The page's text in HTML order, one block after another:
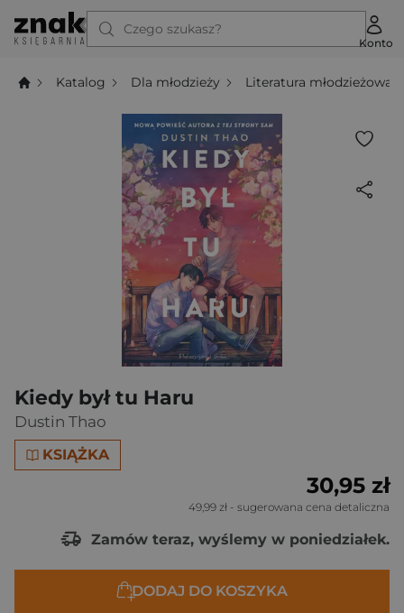
Czego szukasz?
Konto
Katalog Dla młodzieży Literatura młodzieżowa
Kiedy był tu Haru
Dustin Thao
KSIĄŻKA
30,95 zł
49,99 zł - sugerowana cena detaliczna
Zamów teraz, wyślemy w poniedziałek.
DODAJ DO KOSZYKA